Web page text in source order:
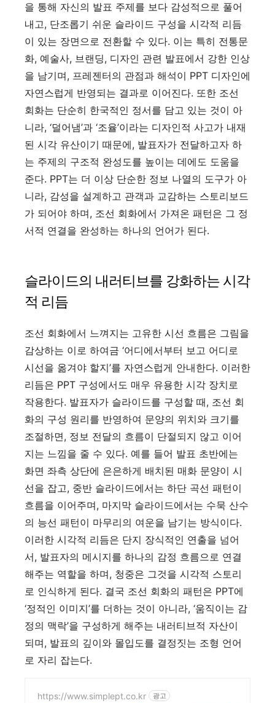
을 통해 자신의 발표 주제를 보다 감성적으로 풀어
내고, 단조롭기 쉬운 슬라이드 구성을 시각적 리듬
이 있는 장면으로 전환할 수 있다. 이는 특히 전통문
화, 예술사, 브랜딩, 디자인 관련 발표에서 강한 인상
을 남기며, 프레젠터의 관점과 해석이 PPT 디자인에
자연스럽게 반영되는 결과로 이어진다. 또한 조선
회화는 단순히 한국적인 정서를 담고 있는 것이 아
니라, ‘덜어냄’과 ‘조율’이라는 디자인적 사고가 내재
된 시각 유산이기 때문에, 발표자가 전달하고자 하
는 주제의 구조적 완성도를 높이는 데에도 도움을
준다. PPT는 더 이상 단순한 정보 나열의 도구가 아
니라, 감성을 설계하고 관객과 교감하는 스토리보드
가 되어야 하며, 조선 회화에서 가져온 패턴은 그 정
서적 연결을 완성하는 하나의 언어가 된다.
슬라이드의 내러티브를 강화하는 시각
적 리듬
조선 회화에서 느껴지는 고유한 시선 흐름은 그림을
감상하는 이로 하여금 ‘어디에서부터 보고 어디로
시선을 옮겨야 할지’를 자연스럽게 안내한다. 이러한
리듬은 PPT 구성에서도 매우 유용한 시각 장치로
작용한다. 발표자가 슬라이드를 구성할 때, 조선 회
화의 구성 원리를 반영하여 문양의 위치와 크기를
조절하면, 정보 전달의 흐름이 단절되지 않고 이어
지는 느낌을 줄 수 있다. 예를 들어 발표 초반에는
화면 좌측 상단에 은은하게 배치된 매화 문양이 시
선을 잡고, 중반 슬라이드에서는 하단 곡선 패턴이
흐름을 이어주며, 마지막 슬라이드에서는 수묵 산수
의 능선 패턴이 마무리의 여운을 남기는 방식이다.
이러한 시각적 리듬은 단지 장식적인 연출을 넘어
서, 발표자의 메시지를 하나의 감정 흐름으로 연결
해주는 역할을 하며, 청중은 그것을 시각적 스토리
로 인식하게 된다. 결국 조선 회화의 패턴은 PPT에
‘정적인 이미지’를 더하는 것이 아니라, ‘움직이는 감
정의 맥락’을 구성하게 해주는 내러티브적 자산이
되며, 발표의 깊이와 몰입도를 결정짓는 조형 언어
로 자리 잡는다.
https://www.simplept.co.kr 광고